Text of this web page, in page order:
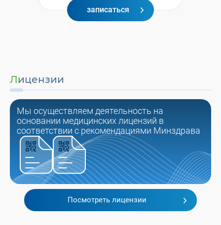
Лицензии
Мы осуществляем деятельность на
основании медицинских лицензий в
соответствии с рекомендациями Минздрава
Посмотреть лицензии
записаться